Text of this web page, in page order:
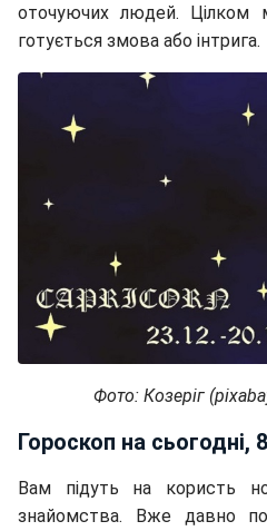
оточуючих людей.
готується змова або інтрига.
Фото: Козеріг
Гороскоп на сьогодні,
Вам підуть на користь
знайомства. Вже давно